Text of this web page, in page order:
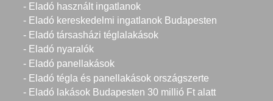
- Eladó használt ingatlanok
- Eladó kereskedelmi ingatlanok Budapesten
- Eladó társasházi téglalakások
- Eladó nyaralók
- Eladó panellakások
- Eladó tégla és panellakások országszerte
- Eladó lakások Budapesten 30 millió Ft alatt